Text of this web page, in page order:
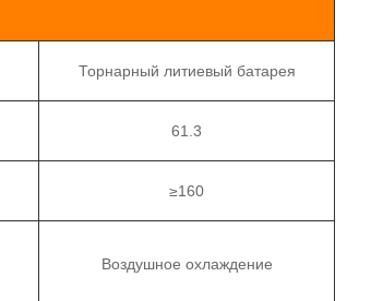
Торнарный литиевый батарея
61.3
≥160
Воздушное охлаждение